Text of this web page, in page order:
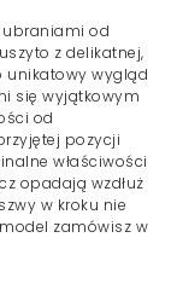
ubraniami od
uszyto z delikatnej,
unikatowy wygląd
się wyjątkowym
od
pozycji
właściwości
opadają wzdłuż
w kroku nie
zamówisz w